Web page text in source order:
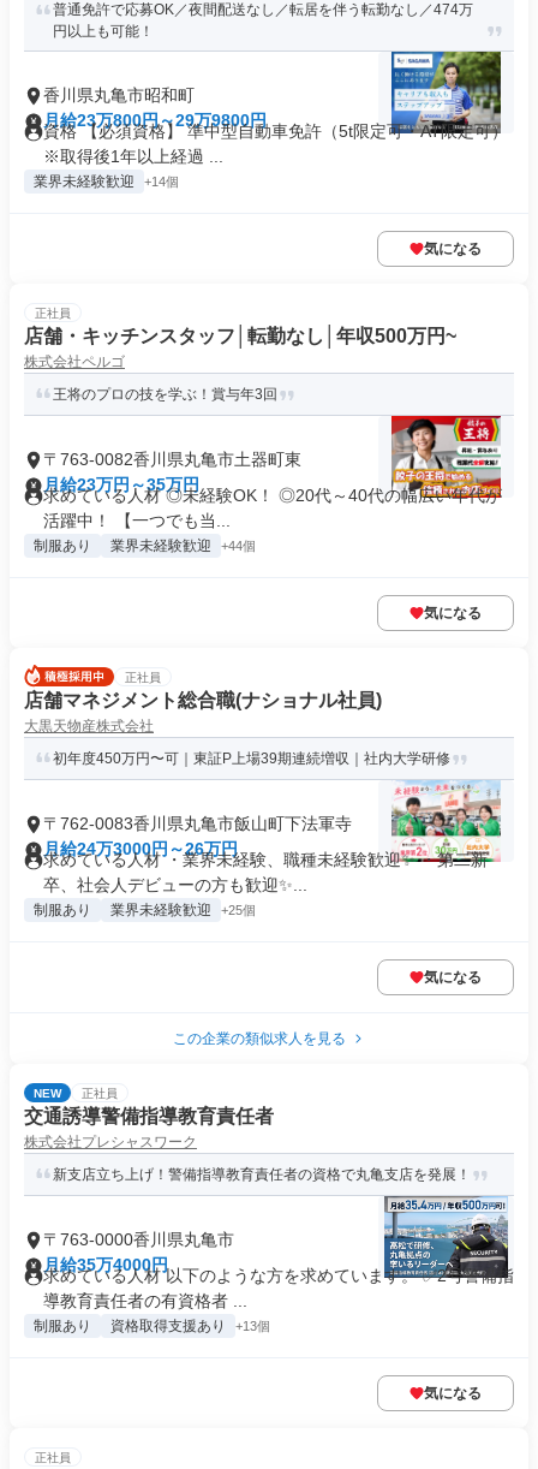
普通免許で応募OK／夜間配送なし／転居を伴う転勤なし／474万
円以上も可能！
香川県丸亀市昭和町
月給23万800円～29万9800円
資格 【必須資格】 準中型自動車免許（5t限定可・AT限定可）
※取得後1年以上経過 ...
業界未経験歓迎 +14個
気になる
正社員
店舗・キッチンスタッフ│転勤なし│年収500万円~
株式会社ペルゴ
王将のプロの技を学ぶ！賞与年3回
〒763-0082香川県丸亀市土器町東
月給23万円～35万円
求めている人材 ◎未経験OK！ ◎20代～40代の幅広い年代が
活躍中！ 【一つでも当...
制服あり 業界未経験歓迎 +44個
気になる
正社員
店舗マネジメント総合職(ナショナル社員)
大黒天物産株式会社
初年度450万円〜可｜東証P上場39期連続増収｜社内大学研修
〒762-0083香川県丸亀市飯山町下法軍寺
月給24万3000円～26万円
求めている人材 ・業界未経験、職種未経験歓迎✨ ・第二新
卒、社会人デビューの方も歓迎✨...
制服あり 業界未経験歓迎 +25個
気になる
この企業の類似求人を見る
NEW 正社員
交通誘導警備指導教育責任者
株式会社プレシャスワーク
新支店立ち上げ！警備指導教育責任者の資格で丸亀支店を発展！
〒763-0000香川県丸亀市
月給35万4000円
求めている人材 以下のような方を求めています。 ✅2号警備指
導教育責任者の有資格者 ...
制服あり 資格取得支援あり +13個
気になる
正社員